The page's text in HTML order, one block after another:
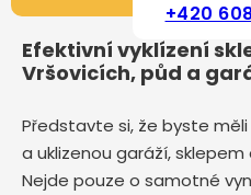
+420
Efektivní vyklízení
Vršovicích, půd a
Představte si, že byste
a uklizenou garáží,
Nejde pouze o samotné